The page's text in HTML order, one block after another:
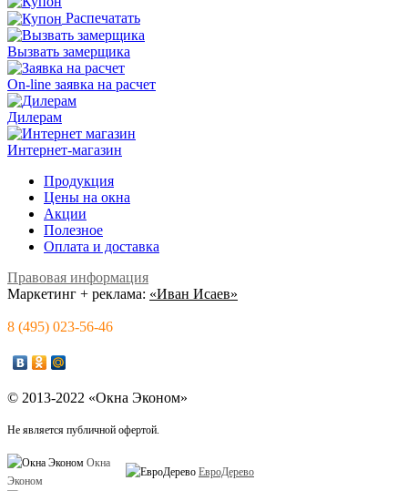
Распечатать
Вызвать замерщика
On-line заявка на расчет
Дилерам
Интернет-магазин
Продукция
Цены на окна
Акции
Полезное
Оплата и доставка
Правовая информация
Маркетинг + реклама: «Иван Исаев»
8 (495) 023-56-46
© 2013-2022 «Окна Эконом»
Не является публичной офертой.
Окна
Эконом
ЕвроДерево